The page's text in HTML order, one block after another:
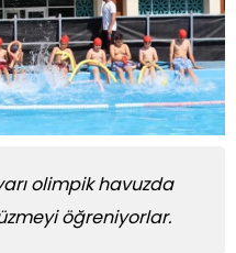
olimpik havuzda
öğreniyorlar.